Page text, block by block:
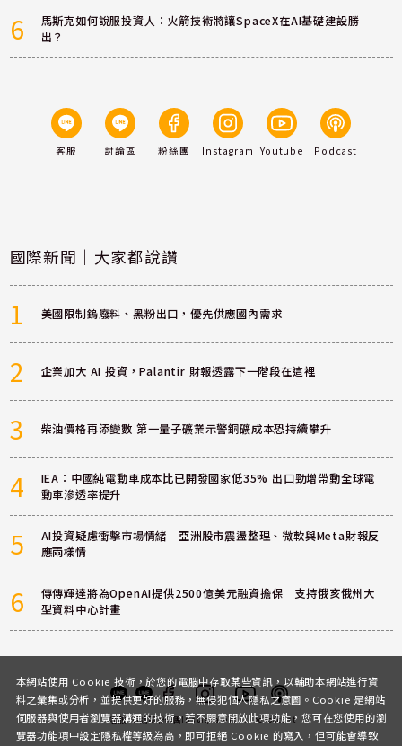
6
馬斯克如何說服投資人：火箭技術將讓SpaceX在AI基礎建設勝
出？
客服 討論區 粉絲團 Instagram Youtube Podcast
國際新聞｜大家都說讚
1 美國限制鎢廢料、黑粉出口，優先供應國內需求
2 企業加大 AI 投資，Palantir 財報透露下一階段在這裡
3 柴油價格再添變數 第一量子礦業示警銅礦成本恐持續攀升
4
IEA：中國純電動車成本比已開發國家低35% 出口勁增帶動全球電
動車滲透率提升
5
AI投資疑慮衝擊市場情緒 亞洲股市震盪整理、微軟與Meta財報反
應兩樣情
6
傳傳輝達將為OpenAI提供2500億美元融資擔保 支持俄亥俄州大
型資料中心計畫
客服 討論區粉絲團InstagramYoutubePodcast
本網站使用 Cookie 技術，於您的電腦中存取某些資訊，以輔助本網站進行資
料之彙集或分析，並提供更好的服務，無侵犯個人隱私之意圖。Cookie 是網站
伺服器與使用者瀏覽器溝通的技術，若不願意開放此項功能，您可在您使用的瀏
覽器功能項中設定隱私權等級為高，即可拒絕 Cookie 的寫入，但可能會導致